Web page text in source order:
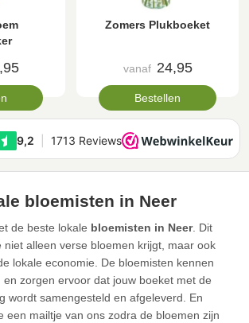
Zomers Plukboeket
vanaf 24,95
Bestellen
bloemisten in Neer
de beste lokale bloemisten in Neer. Dit
niet alleen verse bloemen krijgt, maar ook
lokale economie. De bloemisten kennen
en zorgen ervoor dat jouw boeket met de
wordt samengesteld en afgeleverd. En
een mailtje van ons zodra de bloemen zijn